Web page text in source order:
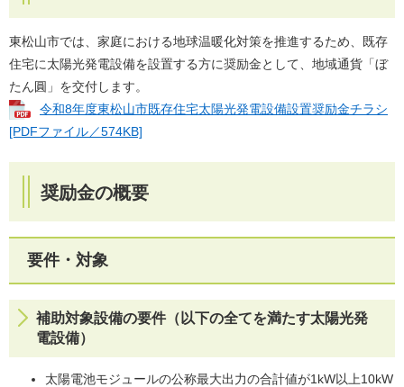
東松山市では、家庭における地球温暖化対策を推進するため、既存
住宅に太陽光発電設備を設置する方に奨励金として、地域通貨「ぼ
たん圓」を交付します。
令和8年度東松山市既存住宅太陽光発電設備設置奨励金チラシ
[PDFファイル／574KB]
奨励金の概要
要件・対象
補助対象設備の要件（以下の全てを満たす太陽光発
電設備）
太陽電池モジュールの公称最大出力の合計値が1kW以上10kW